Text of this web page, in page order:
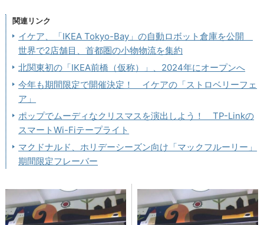
関連リンク
イケア、「IKEA Tokyo-Bay」の自動ロボット倉庫を公開
世界で2店舗目、首都圏の小物物流を集約
北関東初の「IKEA前橋（仮称）」、2024年にオープンへ
今年も期間限定で開催決定！ イケアの「ストロベリーフェ
ア」
ポップでムーディなクリスマスを演出しよう！ TP-Linkの
スマートWi-Fiテープライト
マクドナルド、ホリデーシーズン向け「マックフルーリー」
期間限定フレーバー